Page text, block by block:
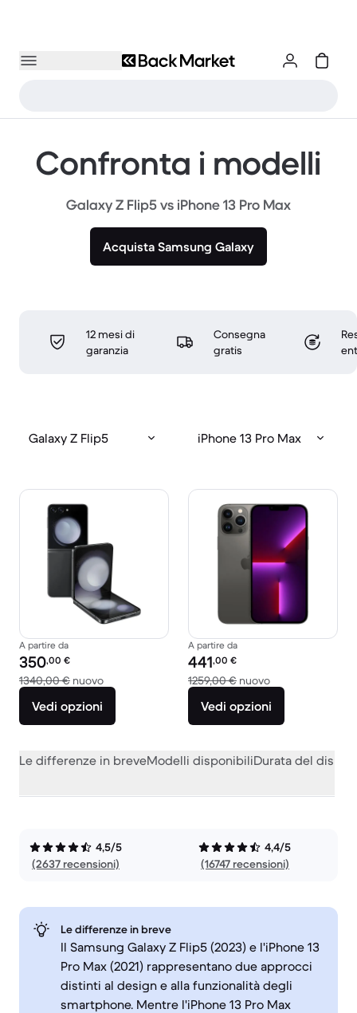
Confronta i modelli
Galaxy Z Flip5 vs iPhone 13 Pro Max
Acquista Samsung Galaxy
12 mesi di
garanzia
Consegna
gratis
Galaxy Z Flip5 iPhone 13 Pro Max
A partire da
Prezzo del ricondizionato:
350,00 €
1340,00 € nuovoRispetto a 1340,00 € del nuovo
Vedi opzioni
A partire da
Prezzo del ricondizionato:
441,00 €
1259,00 € nuovoRispetto a
Vedi opzioni
Le differenze in breveModelli disponibiliDurata del
4,5/5
(2637 recensioni)
4,4/5
(16747 recensioni)
Le differenze in breve
Il Samsung Galaxy Z Flip5 (2023) e l'iPhone 13
Pro Max (2021) rappresentano due approcci
distinti al design e alla funzionalità degli
smartphone. Mentre l'iPhone 13 Pro Max